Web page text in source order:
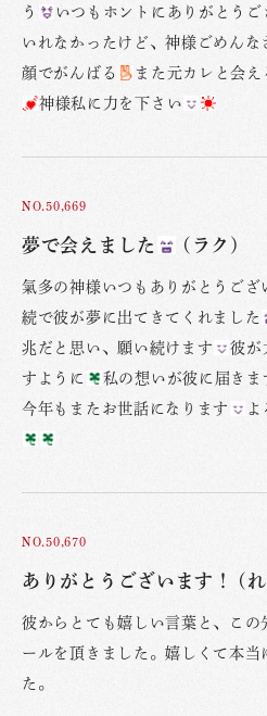
う
いつもホントにありがとうご
いれなかったけど、神様ごめん
顔でがんばる
また元カレと会
神様私に力を下さい
NO.50,669
夢で会えました (ラク)
氣多の神様いつもありがとうござ
続で彼が夢に出てきてくれました
兆だと思い、願い続けます
彼が
すように
私の想いが彼に届きま
今年もまたお世話になります
NO.50,670
ありがとうございます！ (
彼からとても嬉しい言葉と、この
ールを頂きました。嬉しくて本当
た。